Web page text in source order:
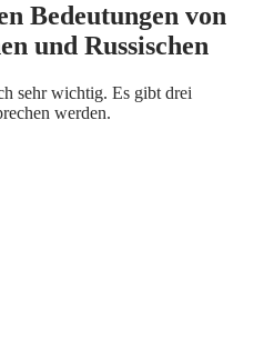
Bedeutungen von
und Russischen
sehr wichtig. Es gibt drei
werden.